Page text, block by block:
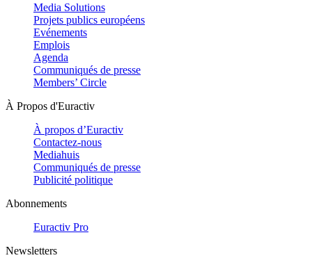
Media Solutions
Projets publics européens
Evénements
Emplois
Agenda
Communiqués de presse
Members’ Circle
À Propos d'Euractiv
À propos d’Euractiv
Contactez-nous
Mediahuis
Communiqués de presse
Publicité politique
Abonnements
Euractiv Pro
Newsletters